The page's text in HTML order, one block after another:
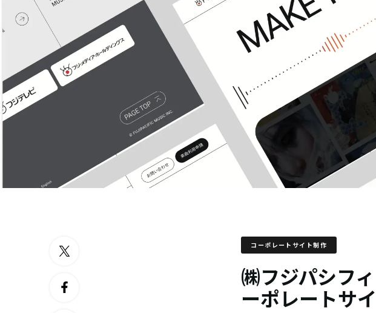
コーポレートサイト制作
㈱フジパシフ
ーポレートサ